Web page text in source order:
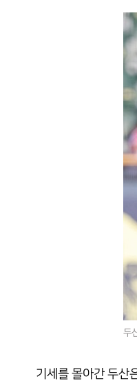
두
기세를 몰아간 두산